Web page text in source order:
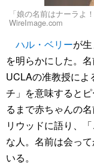
「娘の名前はナーラよ
WireImage.com
ハル・ベリーが
を明らかにした。
UCLAの准教授によ
チ」を意味すると
るまで赤ちゃんの
リウッドに語り、
な人。名前は会っ
いる。